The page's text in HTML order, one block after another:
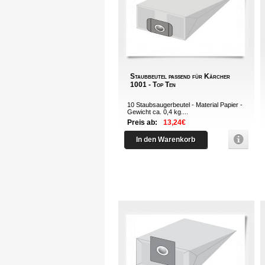
Staubbeutel passend für Kärcher
1001 - Top Ten
10 Staubsaugerbeutel - Material Papier -
Gewicht ca. 0,4 kg....
Preis ab: 13,24€
In den Warenkorb